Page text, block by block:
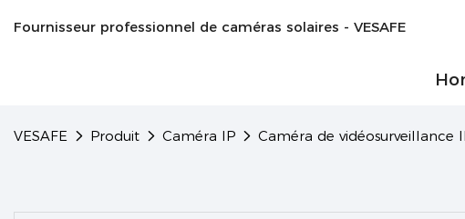
Fournisseur professionnel de caméras solaires - VESAFE
VESAFE Produit Caméra IP Caméra de vidéosurveillance